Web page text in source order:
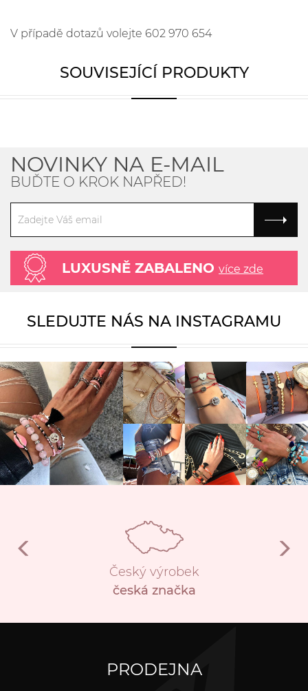
V případě dotazů volejte 602 970 654
SOUVISEJÍCÍ PRODUKTY
NOVINKY NA E-MAIL
BUĎTE O KROK NAPŘED!
LUXUSNĚ ZABALENO více zde
SLEDUJTE NÁS NA INSTAGRAMU
Český výrobek
česká značka
PRODEJNA